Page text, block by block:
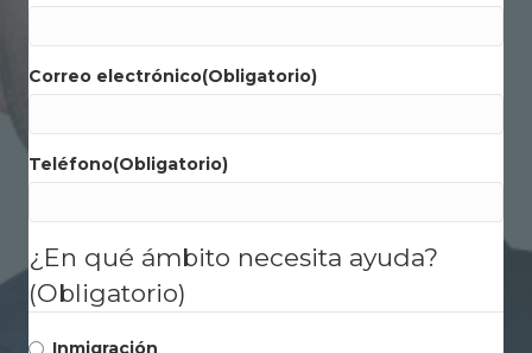
Correo electrónico(Obligatorio)
Teléfono(Obligatorio)
¿En qué ámbito necesita ayuda?
(Obligatorio)
Inmigración